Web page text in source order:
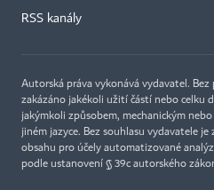
RSS kanály
Autorská práva vykonává vydavatel.
zakázáno jakékoli užití částí nebo celku
jakýmkoli způsobem, mechanickým
jiném jazyce. Bez souhlasu vydavatele
obsahu pro účely automatizované
podle ustanovení § 39c autorského